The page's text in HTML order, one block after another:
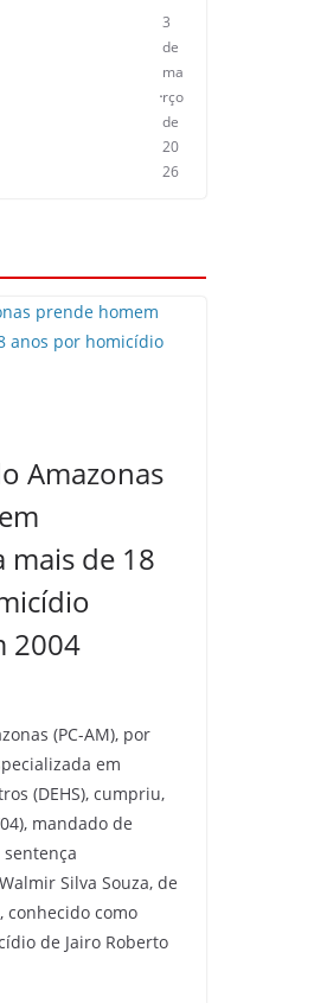
3
de
ma
rço
de
20
26
Amazonas
mais de 18
2004
(PC-AM), por
em
(DEHS), cumpriu,
mandado de
Silva Souza, de
conhecido como
de Jairo Roberto